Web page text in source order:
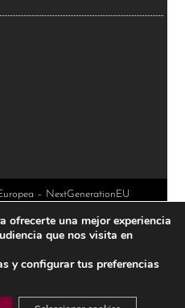
– NextGenerationEU
ofrecerte una mejor experiencia
que nos visita en
y configurar tus preferencias